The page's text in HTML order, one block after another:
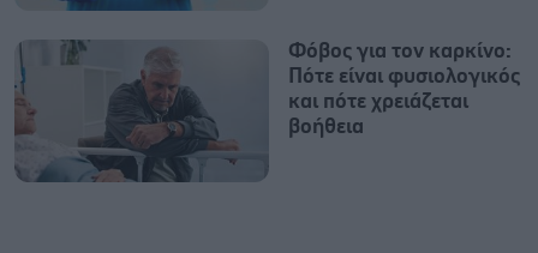
Φόβος για τον καρκίνο:
Πότε είναι φυσιολογικός
και πότε χρειάζεται
βοήθεια